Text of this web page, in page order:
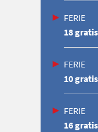
FERIE
18
FERIE
10
FERIE
16